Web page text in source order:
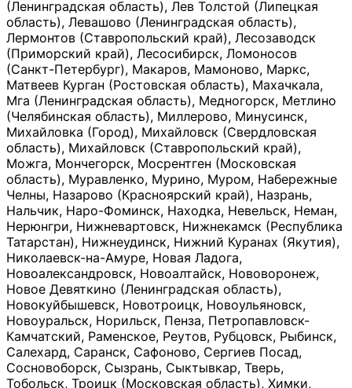
(Ленинградская область), Лев Толстой (Липецкая
область), Левашово (Ленинградская область),
Лермонтов (Ставропольский край), Лесозаводск
(Приморский край), Лесосибирск, Ломоносов
(Санкт-Петербург), Макаров, Мамоново, Маркс,
Матвеев Курган (Ростовская область), Махачкала,
Мга (Ленинградская область), Медногорск, Метлино
(Челябинская область), Миллерово, Минусинск,
Михайловка (Город), Михайловск (Свердловская
область), Михайловск (Ставропольский край),
Можга, Мончегорск, Мосрентген (Московская
область), Муравленко, Мурино, Муром, Набережные
Челны, Назарово (Красноярский край), Назрань,
Нальчик, Наро-Фоминск, Находка, Невельск, Неман,
Нерюнгри, Нижневартовск, Нижнекамск (Республика
Татарстан), Нижнеудинск, Нижний Куранах (Якутия),
Николаевск-на-Амуре, Новая Ладога,
Новоалександровск, Новоалтайск, Нововоронеж,
Новое Девяткино (Ленинградская область),
Новокуйбышевск, Новотроицк, Новоульяновск,
Новоуральск, Норильск, Пенза, Петропавловск-
Камчатский, Раменское, Реутов, Рубцовск, Рыбинск,
Салехард, Саранск, Сафоново, Сергиев Посад,
Сосновоборск, Сызрань, Сыктывкар, Тверь,
Тобольск, Троицк (Московская область), Химки,